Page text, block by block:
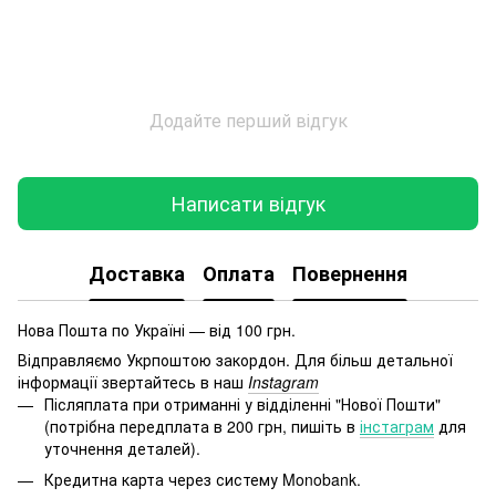
Додайте перший відгук
Написати відгук
Доставка Оплата Повернення
Нова Пошта по Україні — від 100 грн.
Відправляємо Укрпоштою закордон. Для більш детальної
інформації звертайтесь в наш Instagram
Післяплата при отриманні у відділенні "Нової Пошти"
(потрібна передплата в 200 грн, пишіть в інстаграм для
уточнення деталей).
Кредитна карта через систему Monobank.